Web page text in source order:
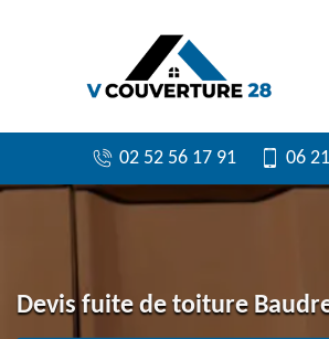
02 52 56 17 91 06
Devis fuite de toiture